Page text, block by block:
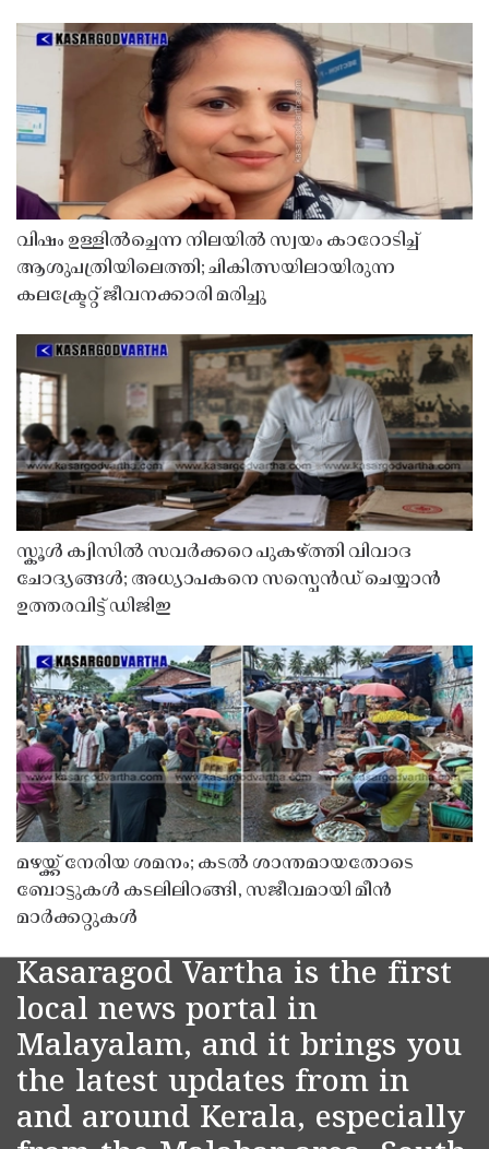
വിഷം ഉള്ളിൽച്ചെന്ന നിലയിൽ സ്വയം കാറോടിച്ച്
ആശുപത്രിയിലെത്തി; ചികിത്സയിലായിരുന്ന
കലക്ട്രേറ്റ് ജീവനക്കാരി മരിച്ചു
സ്കൂൾ ക്വിസിൽ സവർക്കറെ പുകഴ്ത്തി വിവാദ
ചോദ്യങ്ങൾ; അധ്യാപകനെ സസ്പെൻഡ് ചെയ്യാൻ
ഉത്തരവിട്ട് ഡിജിഇ
മഴയ്ക്ക് നേരിയ ശമനം; കടൽ ശാന്തമായതോടെ
ബോട്ടുകൾ കടലിലിറങ്ങി, സജീവമായി മീൻ
മാർക്കറ്റുകൾ
Kasaragod Vartha is the first
local news portal in
Malayalam, and it brings you
the latest updates from in
and around Kerala, especially